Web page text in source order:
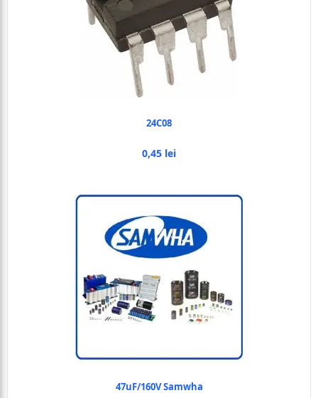
24C08
0,45 lei
47uF/160V Samwha